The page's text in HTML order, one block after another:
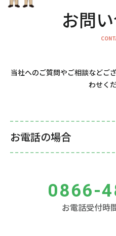
お問
当社へのご質問やご相談などご
わせく
お電話の場合
0866-
お電話受付時